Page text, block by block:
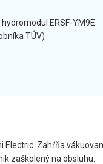
ERSF-YM9E
TÚV)
Zahŕňa
zaškolený na obsluhu.